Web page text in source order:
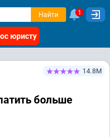
Найти 1
юристу
14.8М
больше